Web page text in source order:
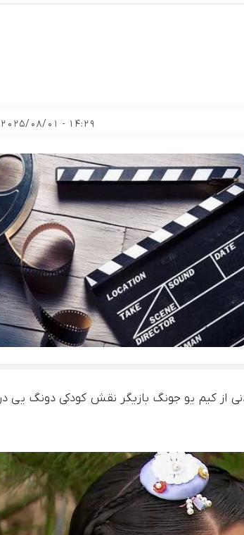
14:29 - 2025/08/01
از کیم یو جونگ بازیگر نقش کودکی دونگ یی